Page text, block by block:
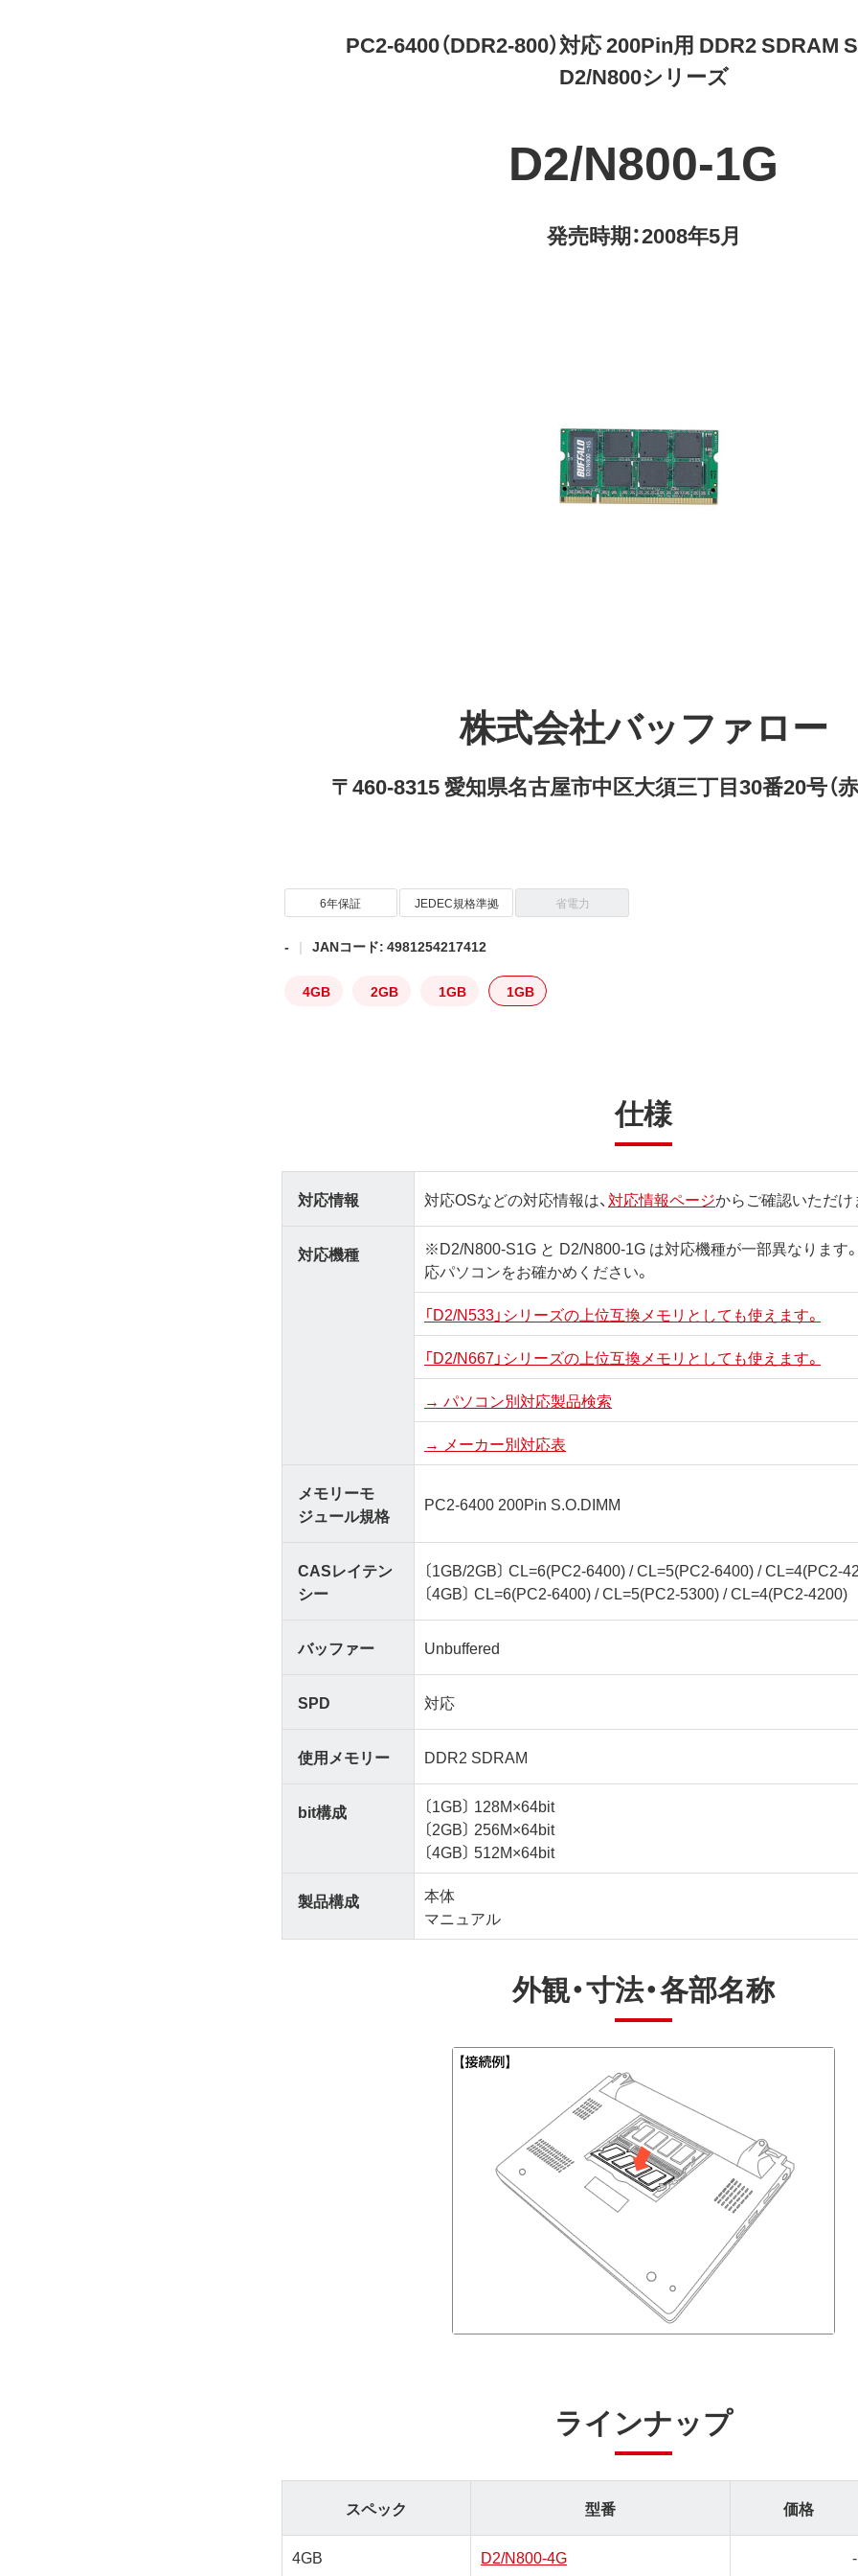
PC2-6400（DDR2-800）対応 200Pin用 DDR2 SDRAM
D2/N800シリーズ
D2/N800-1G
発売時期：2008年5月
株式会社バッファロー
〒460-8315 愛知県名古屋市中区大須三丁目30番20号（
6年保証 JEDEC規格準拠 省電力
- JANコード: 4981254217412
4GB 2GB 1GB 1GB
仕様
対応情報 対応OSなどの対応情報は、対応情報ページからご確認いただけ
対応機種
※D2/N800-S1G と D2/N800-1G は対応機種が一部異なります
応パソコンをお確かめください。
「D2/N533」シリーズの上位互換メモリとしても使えます。
「D2/N667」シリーズの上位互換メモリとしても使えます。
→ パソコン別対応製品検索
→ メーカー別対応表
メモリーモ
ジュール規格
PC2-6400 200Pin S.O.DIMM
CASレイテン
シー
〔1GB/2GB〕 CL=6(PC2-6400) / CL=5(PC2-6400) / CL=4(PC2-
〔4GB〕 CL=6(PC2-6400) / CL=5(PC2-5300) / CL=4(PC2-4200)
バッファー Unbuffered
SPD 対応
使用メモリー DDR2 SDRAM
bit構成
〔1GB〕 128M×64bit
〔2GB〕 256M×64bit
〔4GB〕 512M×64bit
製品構成
本体
マニュアル
外観・寸法・各部名称
ラインナップ
スペック 型番 価格
4GB D2/N800-4G -